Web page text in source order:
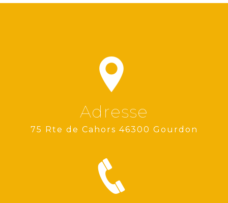
Adresse
75 Rte de Cahors 46300 Gourdon